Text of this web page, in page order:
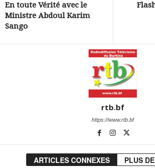
En toute Vérité avec le
Ministre Abdoul Karim
Sango
rtb.bf
https://www.rtb.bf
ARTICLES CONNEXES PLUS